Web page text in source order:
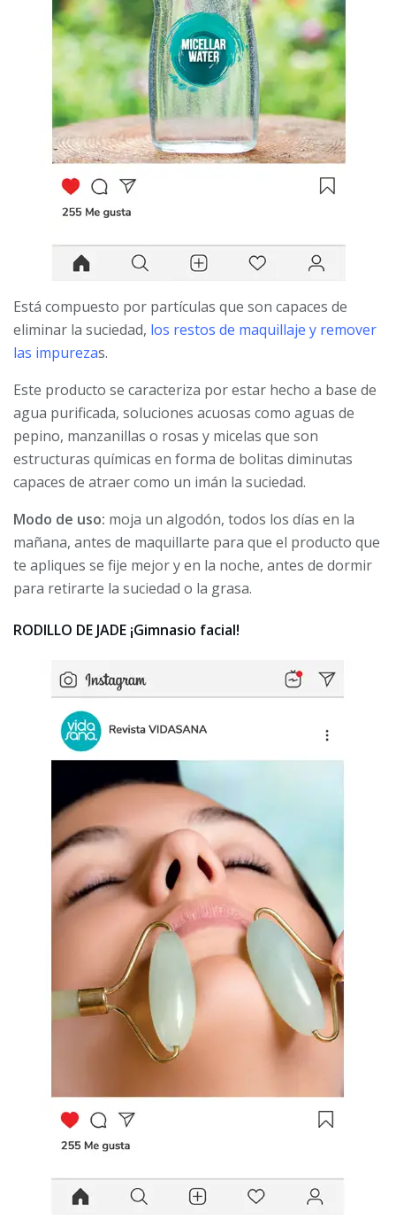
Está compuesto por partículas que son capaces de
eliminar la suciedad, los restos de maquillaje y remover
las impurezas.
Este producto se caracteriza por estar hecho a base de
agua purificada, soluciones acuosas como aguas de
pepino, manzanillas o rosas y micelas que son
estructuras químicas en forma de bolitas diminutas
capaces de atraer como un imán la suciedad.
Modo de uso: moja un algodón, todos los días en la
mañana, antes de maquillarte para que el producto que
te apliques se fije mejor y en la noche, antes de dormir
para retirarte la suciedad o la grasa.
RODILLO DE JADE ¡Gimnasio facial!